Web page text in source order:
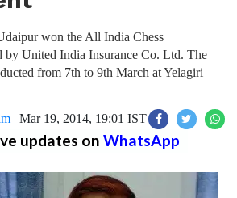
won the All India Chess
by United India Insurance Co. Ltd. The
from 7th to 9th March at Yelagiri
| Mar 19, 2014, 19:01 IST
updates on WhatsApp